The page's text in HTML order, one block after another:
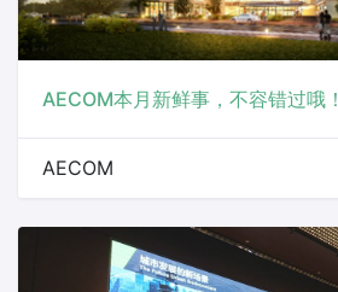
AECOM本月新鲜事，不容错过哦！
AECOM